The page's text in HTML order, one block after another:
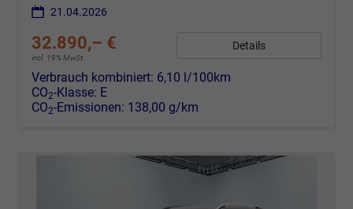
21.04.2026
32.890,– €
incl. 19% MwSt.
Details
Verbrauch kombiniert: 6,10 l/100km
CO2-Klasse: E
CO2-Emissionen: 138,00 g/km